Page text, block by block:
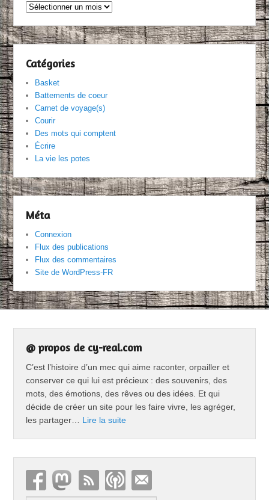
Archives
Catégories
Basket
Battements de coeur
Carnet de voyage(s)
Courir
Des mots qui comptent
Écrire
La vie les potes
Méta
Connexion
Flux des publications
Flux des commentaires
Site de WordPress-FR
@ propos de cy-real.com
C’est l’histoire d’un mec qui aime raconter, orpailler et
conserver ce qui lui est précieux : des souvenirs, des
mots, des émotions, des rêves ou des idées. Et qui
décide de créer un site pour les faire vivre, les agréger,
les partager… Lire la suite